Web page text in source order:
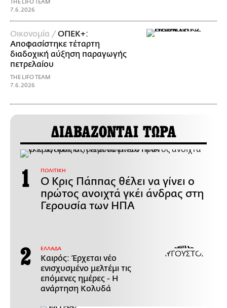
THE LIFO TEAM
7.6.2026
Οικονομία /ΟΠΕΚ+:
Αποφασίστηκε τέταρτη
διαδοχική αύξηση παραγωγής
πετρελαίου
THE LIFO TEAM
7.6.2026
ΔΙΑΒΑΖΟΝΤΑΙ ΤΩΡΑ
ΠΟΛΙΤΙΚΗ
Ο Κρις Πάππας θέλει να γίνει ο
πρώτος ανοιχτά γκέι άνδρας στη
Γερουσία των ΗΠΑ
ΕΛΛΑΔΑ
Καιρός: Έρχεται νέο
ενισχυσμένο μελτέμι τις
επόμενες ημέρες - Η
ανάρτηση Κολυδά